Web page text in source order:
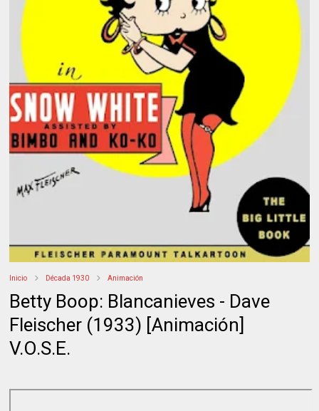
Inicio Década 1930 Animación
Betty Boop: Blancanieves - Dave
Fleischer (1933) [Animación]
V.O.S.E.